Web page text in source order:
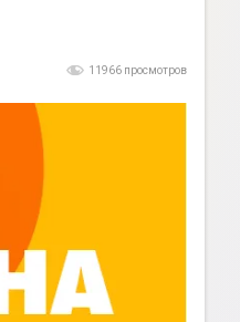
11966 просмотров